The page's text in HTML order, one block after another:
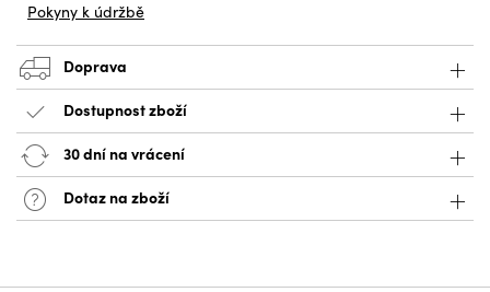
Pokyny k údržbě
Doprava
Dostupnost zboží
30 dní na vrácení
Dotaz na zboží